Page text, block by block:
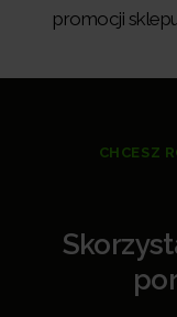
promocji
CHCESZ